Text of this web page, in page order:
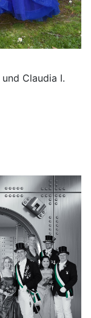
Claudia I.